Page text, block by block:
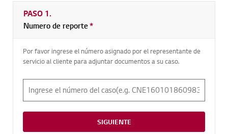
PASO 1.
Numero de reporteCampos Requeridos
*
Por favor ingrese el número asignado por el representante de
servicio al cliente para adjuntar documentos a su caso.
SIGUIENTE